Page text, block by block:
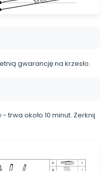
gwarancję na krzesło.
trwa około 10 minut. Zerknij